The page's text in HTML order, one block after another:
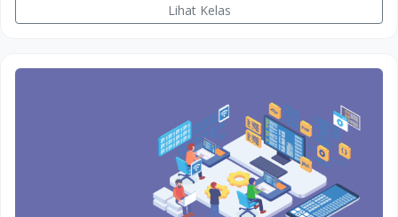
Lihat Kelas